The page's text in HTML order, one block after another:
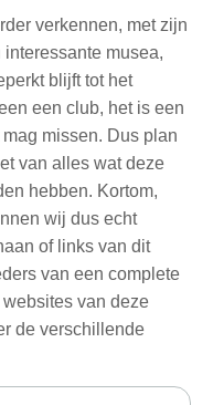
verkennen, met zijn
musea,
blijft tot het
een club, het is een
missen. Dus plan
van alles wat deze
hebben. Kortom,
wij dus echt
of links van dit
van een complete
van deze
de verschillende